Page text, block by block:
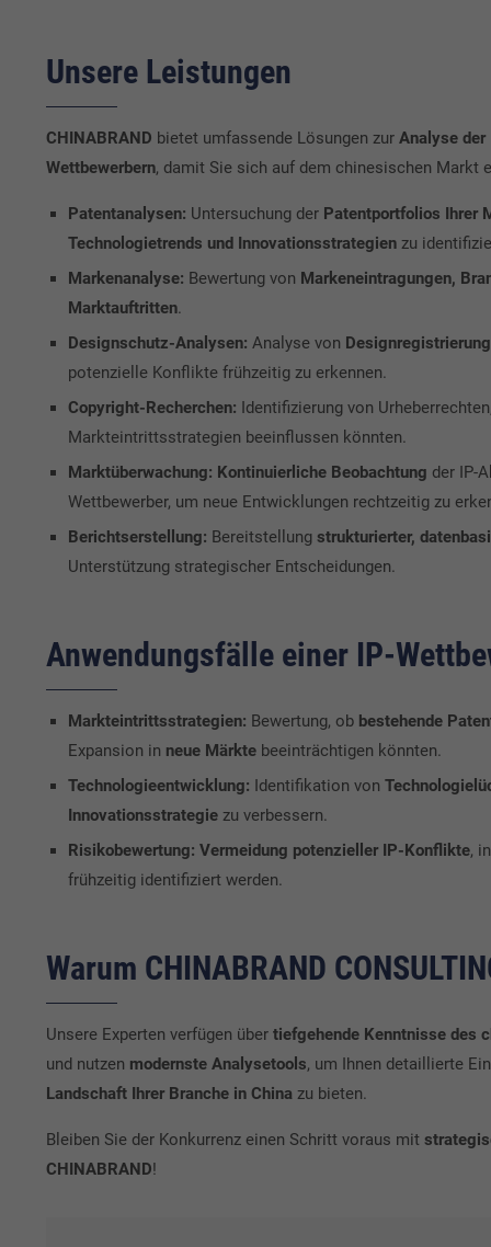
Unsere Leistungen
CHINABRAND bietet umfassende Lösungen zur Analyse
Wettbewerbern, damit Sie sich auf dem chinesischen Markt
Patentanalysen: Untersuchung der Patentportfolios Ihrer
Technologietrends und Innovationsstrategienzu
Markenanalyse: Bewertung von Markeneintragungen,
Marktauftritten.
Designschutz-Analysen: Analyse von
potenzielle Konflikte frühzeitig zu erkennen.
Copyright-Recherchen: Identifizierung von
Markteintrittsstrategien beeinflussen könnten.
Marktüberwachung: Kontinuierliche Beobachtung der IP-
Wettbewerber, um neue Entwicklungen rechtzeitig zu
Berichtserstellung: Bereitstellung strukturierter,
Unterstützung strategischer Entscheidungen.
Anwendungsfälle einer IP-
Markteintrittsstrategien: Bewertung, ob bestehende
Expansion in neue Märktebeeinträchtigen könnten.
Technologieentwicklung: Identifikation von
Innovationsstrategiezu verbessern.
Risikobewertung: Vermeidung potenzieller IP-Konflikte,
frühzeitig identifiziert werden.
Warum CHINABRAND
Unsere Experten verfügen über tiefgehende Kenntnisse des
und nutzen modernste Analysetools, um Ihnen detaillierte
Landschaft Ihrer Branche in Chinazu bieten.
Bleiben Sie der Konkurrenz einen Schritt voraus mit
CHINABRAND!